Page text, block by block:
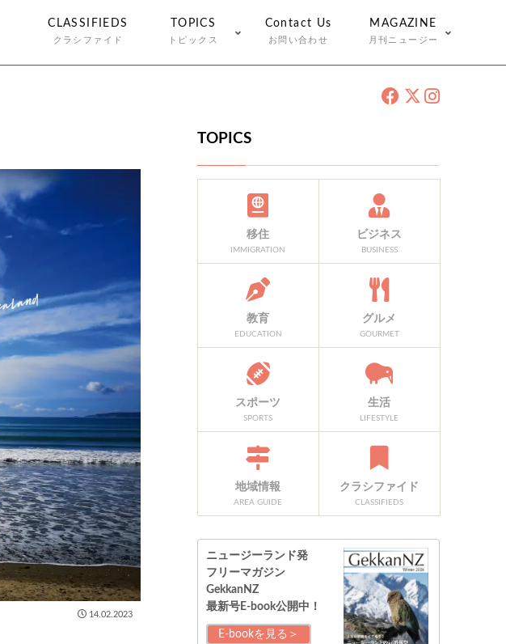
CLASSIFIEDS
クラシファイド
TOPICS
トピックス
Contact Us
お問い合わせ
MAGAZINE
月刊ニュージー
14.02.2023
TOPICS
移住
IMMIGRATION
ビジネス
BUSINESS
教育
EDUCATION
グルメ
GOURMET
スポーツ
SPORTS
生活
LIFESTYLE
地域情報
AREA GUIDE
クラシファイド
CLASSIFIEDS
ニュージーランド発
フリーマガジン
GekkanNZ
最新号E-book公開中！
E-bookを見る＞